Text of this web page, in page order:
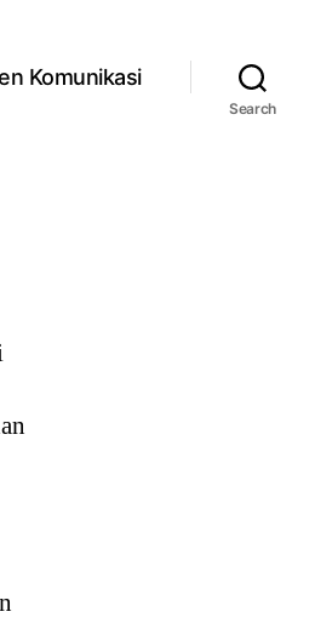
Komunikasi
Search